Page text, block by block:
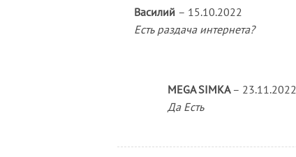
Оценка
Василий – 15.10.2022
Есть раздача интернета?
MEGA SIMKA – 23.11.2022
Да Есть